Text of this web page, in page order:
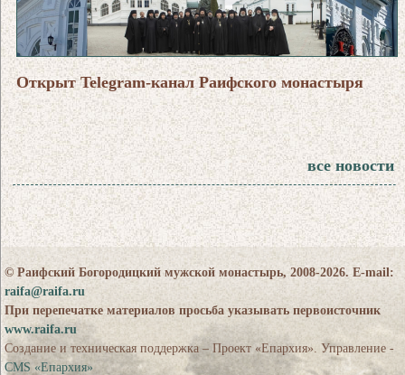
Открыт Telegram-канал Раифского монастыря
все новости
© Раифский Богородицкий мужской монастырь, 2008-2026. E-mail:
raifa@raifa.ru
При перепечатке материалов просьба указывать первоисточник
www.raifa.ru
Создание и техническая поддержка – Проект «Епархия». Управление -
CMS «Епархия»